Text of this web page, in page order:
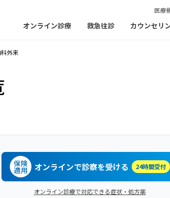
医療
オンライン診療 救急往診 カウンセリ
外来
保険
適用 オンラインで診察を受ける 24時間受付
オンライン診療で対応できる症状・処方薬